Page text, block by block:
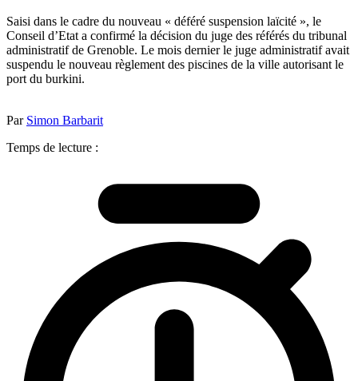
Saisi dans le cadre du nouveau « déféré suspension laïcité », le
Conseil d’Etat a confirmé la décision du juge des référés du tribunal
administratif de Grenoble. Le mois dernier le juge administratif avait
suspendu le nouveau règlement des piscines de la ville autorisant le
port du burkini.
Par Simon Barbarit
Temps de lecture :